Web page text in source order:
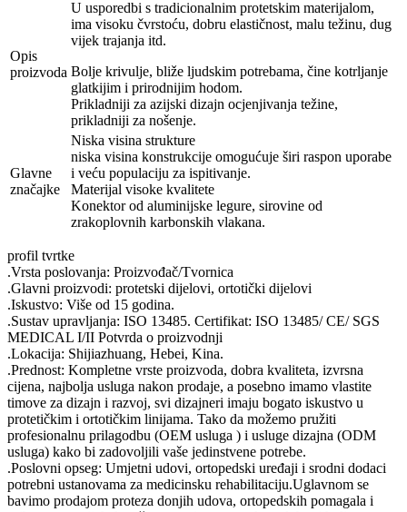
Opis
proizvoda
U usporedbi s tradicionalnim protetskim materijalom,
ima visoku čvrstoću, dobru elastičnost, malu težinu, dug
vijek trajanja itd.
Bolje krivulje, bliže ljudskim potrebama, čine kotrljanje
glatkijim i prirodnijim hodom.
Prikladniji za azijski dizajn ocjenjivanja težine,
prikladniji za nošenje.
Glavne
značajke
Niska visina strukture
niska visina konstrukcije omogućuje širi raspon uporabe
i veću populaciju za ispitivanje.
Materijal visoke kvalitete
Konektor od aluminijske legure, sirovine od
zrakoplovnih karbonskih vlakana.
profil tvrtke
.Vrsta poslovanja: Proizvođač/Tvornica
.Glavni proizvodi: protetski dijelovi, ortotički dijelovi
.Iskustvo: Više od 15 godina.
.Sustav upravljanja: ISO 13485. Certifikat: ISO 13485/ CE/ SGS
MEDICAL I/II Potvrda o proizvodnji
.Lokacija: Shijiazhuang, Hebei, Kina.
.Prednost: Kompletne vrste proizvoda, dobra kvaliteta, izvrsna
cijena, najbolja usluga nakon prodaje, a posebno imamo vlastite
timove za dizajn i razvoj, svi dizajneri imaju bogato iskustvo u
protetičkim i ortotičkim linijama. Tako da možemo pružiti
profesionalnu prilagodbu (OEM usluga ) i usluge dizajna (ODM
usluga) kako bi zadovoljili vaše jedinstvene potrebe.
.Poslovni opseg: Umjetni udovi, ortopedski uređaji i srodni dodaci
potrebni ustanovama za medicinsku rehabilitaciju.Uglavnom se
bavimo prodajom proteza donjih udova, ortopedskih pomagala i